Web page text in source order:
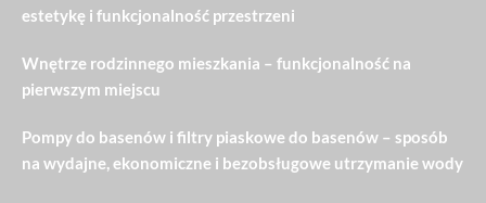
estetykę i funkcjonalność przestrzeni
Wnętrze rodzinnego mieszkania – funkcjonalność na
pierwszym miejscu
Pompy do basenów i filtry piaskowe do basenów – sposób
na wydajne, ekonomiczne i bezobsługowe utrzymanie wody